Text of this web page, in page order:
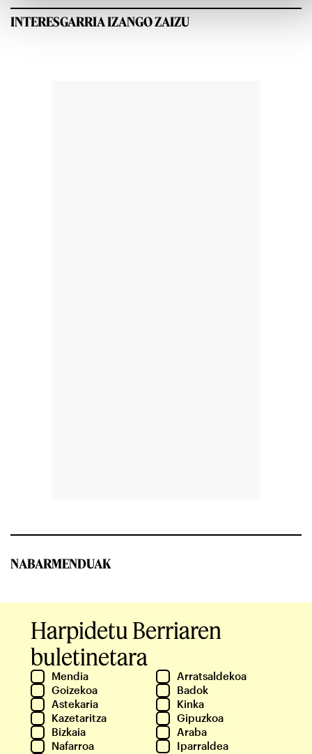
INTERESGARRIA IZANGO ZAIZU
NABARMENDUAK
Harpidetu Berriaren
buletinetara
Mendia
Arratsaldekoa
Goizekoa
Badok
Astekaria
Kinka
Kazetaritza
Gipuzkoa
Bizkaia
Araba
Nafarroa
Iparraldea